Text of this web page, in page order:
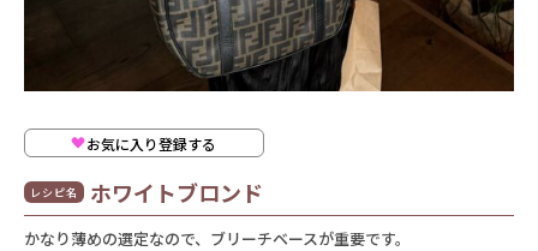
お気に入り登録する
レシピ名 ホワイトブロンド
かなり薄めの選定なので、ブリーチベースが重要です。